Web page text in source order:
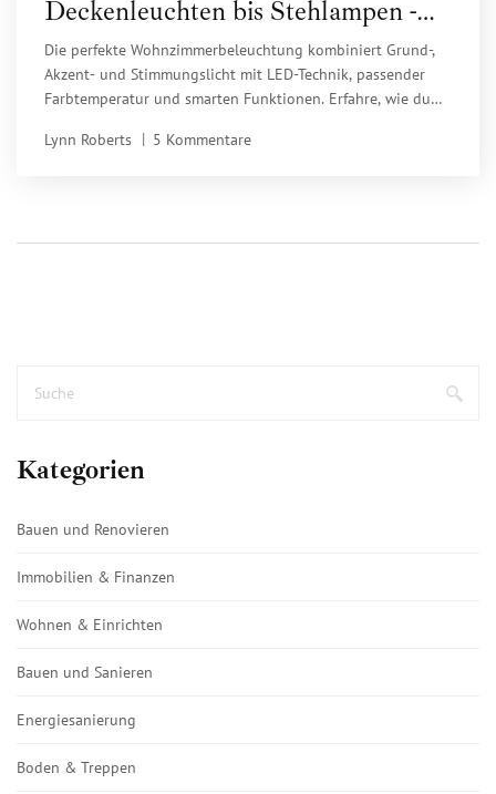
Deckenleuchten bis Stehlampen -
Die perfekte Lichtplanung 2025
Die perfekte Wohnzimmerbeleuchtung kombiniert Grund-,
Akzent- und Stimmungslicht mit LED-Technik, passender
Farbtemperatur und smarten Funktionen. Erfahre, wie du
umsetzt.
Lynn Roberts 5 Kommentare
Kategorien
Bauen und Renovieren
Immobilien & Finanzen
Wohnen & Einrichten
Bauen und Sanieren
Energiesanierung
Boden & Treppen